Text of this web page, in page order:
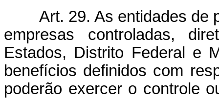
Art. 29. As entidades de
empresas controladas,
Estados, Distrito Federal e
benefícios definidos com
poderão exercer o controle